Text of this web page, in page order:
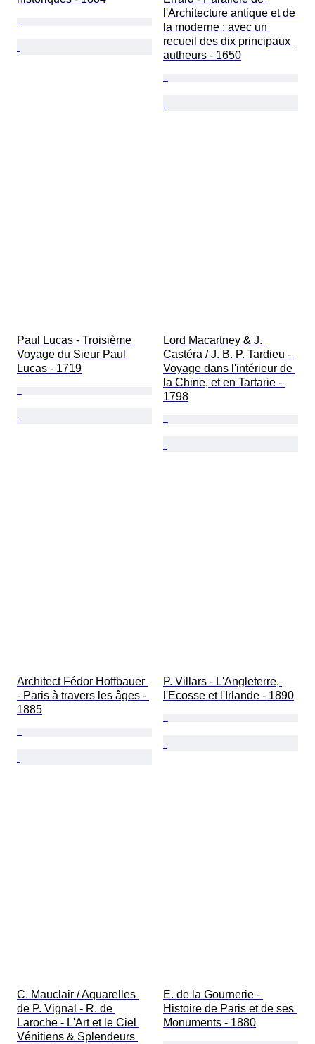
l'Architecture antique et de
la moderne : avec un
recueil des dix principaux
autheurs - 1650
Paul Lucas - Troisième
Voyage du Sieur Paul
Lucas - 1719
Lord Macartney & J.
Castéra / J. B. P. Tardieu -
Voyage dans l'intérieur de
la Chine, et en Tartarie -
1798
Architect Fédor Hoffbauer
- Paris à travers les âges -
1885
P. Villars - L'Angleterre,
l'Ecosse et l'Irlande - 1890
C. Mauclair / Aquarelles
de P. Vignal - R. de
Laroche - L'Art et le Ciel
Vénitiens & Splendeurs
E. de la Gournerie -
Histoire de Paris et de ses
Monuments - 1880